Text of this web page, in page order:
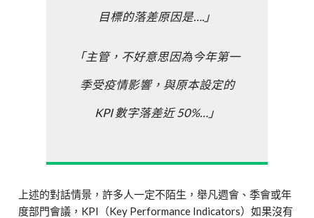
目標的落差原因是….」
「主管，不好意思因為今年第一
季受疫情影響，與原本設定的
KPI 數字落差近 50%…」
上述的對話情景，許多人一定不陌生，舉凡週會、季會或年
度部門會議，KPI（Key Performance Indicators）如果沒有